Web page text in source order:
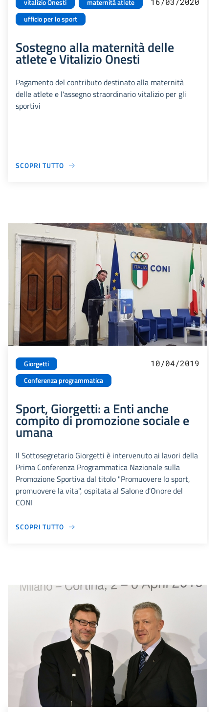
vitalizio Onesti
maternità atlete
ufficio per lo sport
Sostegno alla maternità delle
atlete e Vitalizio Onesti
Pagamento del contributo destinato alla maternità
delle atlete e l'assegno straordinario vitalizio per gli
sportivi
SCOPRI TUTTO
Giorgetti
Conferenza programmatica
10/04/2019
Sport, Giorgetti: a Enti anche
compito di promozione sociale e
umana
Il Sottosegretario Giorgetti è intervenuto ai lavori della
Prima Conferenza Programmatica Nazionale sulla
Promozione Sportiva dal titolo "Promuovere lo sport,
promuovere la vita", ospitata al Salone d'Onore del
CONI
SCOPRI TUTTO